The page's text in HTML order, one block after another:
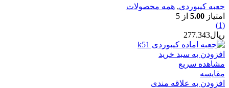
جعبه کیبوردی, همه محصولات
امتیاز 5.00 از 5
(1)
ریال277.343
افزودن به سبد خرید
مشاهده سریع
مقایسه
افزودن به علاقه مندی